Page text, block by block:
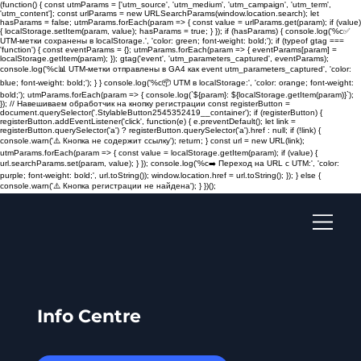
(function() { const utmParams = ['utm_source', 'utm_medium', 'utm_campaign', 'utm_term',
'utm_content']; const urlParams = new URLSearchParams(window.location.search); let
hasParams = false; utmParams.forEach(param => { const value = urlParams.get(param); if (value)
{ localStorage.setItem(param, value); hasParams = true; } }); if (hasParams) { console.log('%c✅
UTM-метки сохранены в localStorage.', 'color: green; font-weight: bold;'); if (typeof gtag ===
'function') { const eventParams = {}; utmParams.forEach(param => { eventParams[param] =
localStorage.getItem(param); }); gtag('event', 'utm_parameters_captured', eventParams);
console.log('%c📊 UTM-метки отправлены в GA4 как event utm_parameters_captured', 'color:
blue; font-weight: bold;'); } } console.log('%c📦 UTM в localStorage:', 'color: orange; font-weight:
bold;'); utmParams.forEach(param => { console.log(`${param}: ${localStorage.getItem(param)}`);
}); // Навешиваем обработчик на кнопку регистрации const registerButton =
document.querySelector('.StylableButton2545352419__container'); if (registerButton) {
registerButton.addEventListener('click', function(e) { e.preventDefault(); let link =
registerButton.querySelector('a') ? registerButton.querySelector('a').href : null; if (!link) {
console.warn('⚠️ Кнопка не содержит ссылку'); return; } const url = new URL(link);
utmParams.forEach(param => { const value = localStorage.getItem(param); if (value) {
url.searchParams.set(param, value); } }); console.log('%c➡️ Переход на URL с UTM:', 'color:
purple; font-weight: bold;', url.toString()); window.location.href = url.toString(); }); } else {
console.warn('⚠️ Кнопка регистрации не найдена'); } })();
Info Centre